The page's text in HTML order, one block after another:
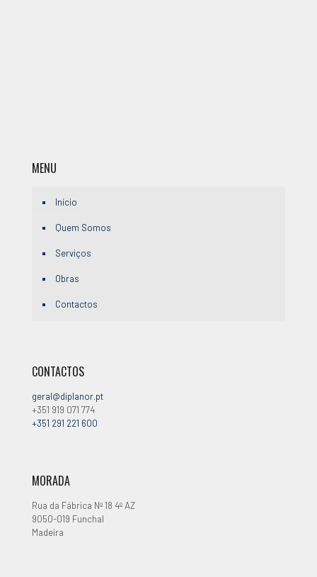
MENU
Início
Quem Somos
Serviços
Obras
Contactos
CONTACTOS
geral@diplanor.pt
+351 919 071 774
+351 291 221 600
MORADA
Rua da Fábrica Nº 18 4º AZ
9050-019 Funchal
Madeira